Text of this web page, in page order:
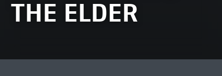
THE ELDER